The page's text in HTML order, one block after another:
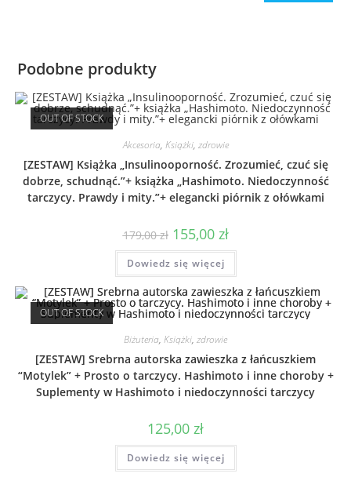
Podobne produkty
OUT OF STOCK
Akcesoria, Książki, zdrowie
[ZESTAW] Książka „Insulinooporność. Zrozumieć, czuć się
dobrze, schudnąć.”+ książka „Hashimoto. Niedoczynność
tarczycy. Prawdy i mity.”+ elegancki piórnik z ołówkami
179,00zł 155,00 zł
Dowiedz się więcej
OUT OF STOCK
Biżuteria, Książki, zdrowie
[ZESTAW] Srebrna autorska zawieszka z łańcuszkiem
“Motylek” + Prosto o tarczycy. Hashimoto i inne choroby +
Suplementy w Hashimoto i niedoczynności tarczycy
125,00 zł
Dowiedz się więcej